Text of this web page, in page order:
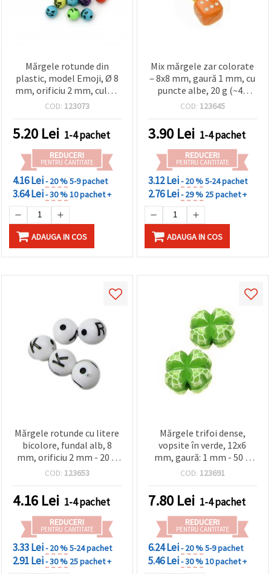
Mărgele rotunde din
plastic, model Emoji, Ø 8
mm, orificiu 2 mm, culori
asortate – 50 g (~185
coliere și bijuterii DIY
COD: 123073
5.20 Lei 1-4 pachet
REDUCERI
PENTRU CANTITATE
4.16 Lei- 20 %5-9 pachet
3.64 Lei- 30 %10 pachet +
ADAUGA IN COS
Mix mărgele zar colorate
– 8x8 mm, gaură 1 mm, cu
puncte albe, 20 g (~40
buc.), pentru creații de
COD: 123645
3.90 Lei 1-4 pachet
REDUCERI
PENTRU CANTITATE
3.12 Lei- 20 %5-24 pachet
2.76 Lei- 29 % 25 pachet +
ADAUGA IN COS
Mărgele rotunde cu litere
bicolore, fundal alb, 8
mm, orificiu 2 mm - 20 g
(~73 buc)
COD: 123653
4.16 Lei 1-4 pachet
REDUCERI
PENTRU CANTITATE
3.33 Lei- 20 %5-24 pachet
2.91 Lei- 30 % 25 pachet +
Mărgele trifoi dense,
vopsite în verde, 12x6
mm, gaură: 1 mm - 50 g
(~104 buc.)
COD: 123691
7.80 Lei 1-4 pachet
REDUCERI
PENTRU CANTITATE
6.24 Lei- 20 %5-9 pachet
5.46 Lei- 30 %10 pachet +